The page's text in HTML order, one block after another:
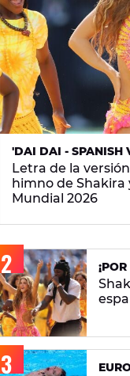
'DAI DAI - SPANISH
Letra de la
himno de Shakira
Mundial 2026